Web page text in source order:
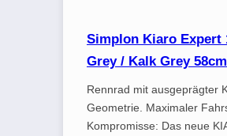
Simplon Kiaro Expert
Grey / Kalk Grey 58cm
Rennrad mit ausgeprägter
Geometrie. Maximaler
Kompromisse: Das neue